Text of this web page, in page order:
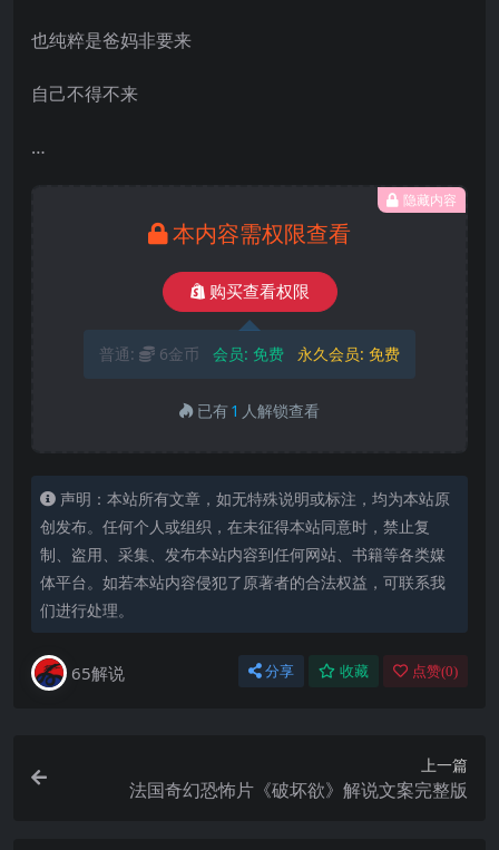
也纯粹是爸妈非要来
自己不得不来
…
隐藏内容
本内容需权限查看
购买查看权限
普通: 6金币 会员: 免费 永久会员: 免费
已有1 人解锁查看
声明：本站所有文章，如无特殊说明或标注，均为本站原
创发布。任何个人或组织，在未征得本站同意时，禁止复
制、盗用、采集、发布本站内容到任何网站、书籍等各类媒
体平台。如若本站内容侵犯了原著者的合法权益，可联系我
们进行处理。
65解说 分享 收藏 点赞(0)
上一篇
法国奇幻恐怖片《破坏欲》解说文案完整版